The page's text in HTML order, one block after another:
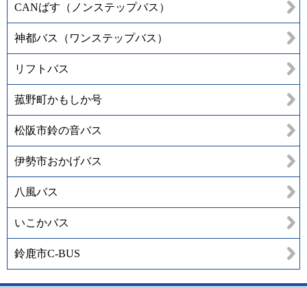
CANばす（ノンステップバス）
神都バス（ワンステップバス）
リフトバス
菰野町かもしか号
松阪市鈴の音バス
伊勢市おかげバス
八風バス
いこかバス
鈴鹿市C-BUS